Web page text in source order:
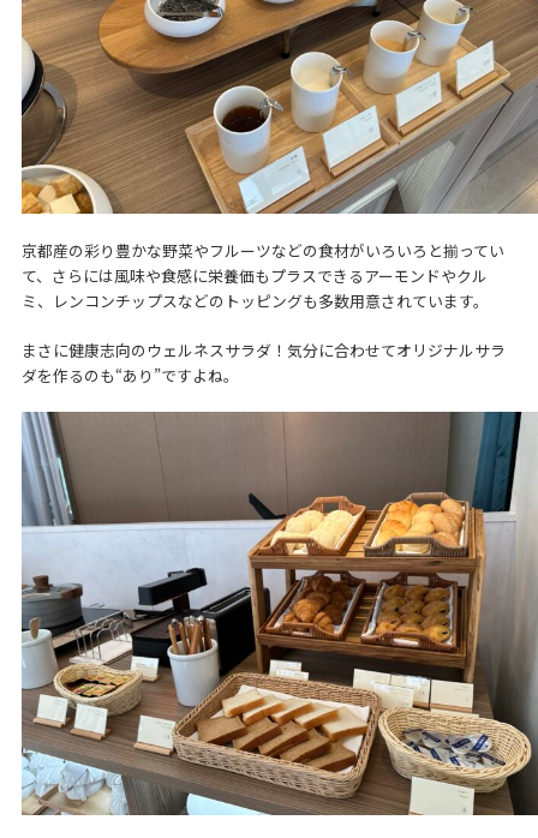
京都産の彩り豊かな野菜やフルーツなどの食材がいろいろと揃ってい
て、さらには風味や食感に栄養価もプラスできるアーモンドやクル
ミ、レンコンチップスなどのトッピングも多数用意されています。
まさに健康志向のウェルネスサラダ！気分に合わせてオリジナルサラ
ダを作るのも“あり”ですよね。